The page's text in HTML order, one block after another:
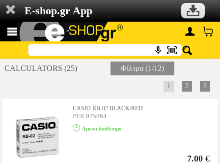
E-shop.gr App
CALCULATORS (25) Φίλτρα (1/12)
1 2 3
CASIO RB-02 BLACK/RED
PER.925864
Αμεσα διαθέσιμο
7.00 €